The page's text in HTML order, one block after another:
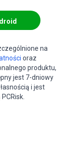
na
oraz
produktu,
jest 7-dniowy
i jest